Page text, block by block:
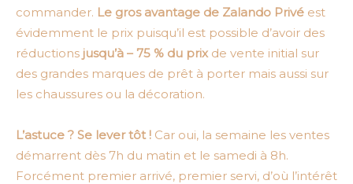
commander. Le gros avantage de Zalando Privé est
évidemment le prix puisqu’il est possible d’avoir des
réductions jusqu’à – 75 % du prixde vente initial sur
des grandes marques de prêt à porter mais aussi sur
les chaussures ou la décoration.
L’astuce ? Se lever tôt ! Car oui, la semaine les ventes
démarrent dès 7h du matin et le samedi à 8h.
Forcément premier arrivé, premier servi, d’où l’intérêt